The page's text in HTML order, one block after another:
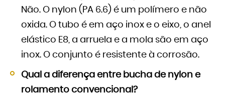
Não. O nylon (PA 6.6) é um polímero e não
oxida. O tubo é em aço inox e o eixo, o anel
elástico E8, a arruela e a mola são em aço
inox. O conjunto é resistente à corrosão.
Qual a diferença entre bucha de nylon e
rolamento convencional?